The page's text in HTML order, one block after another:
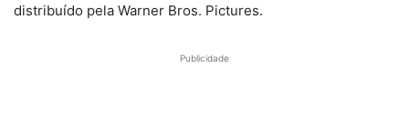
distribuído pela Warner Bros. Pictures.
Publicidade